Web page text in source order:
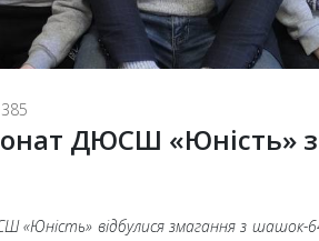
ДЮСШ «Юність»
«Юність» відбулися змагання з шашок-